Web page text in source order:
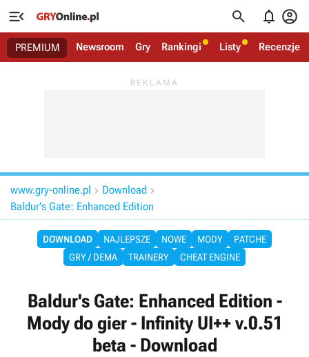
   
PREMIUM Newsroom Gry Rankingi Listy Recenzje
www.gry-online.pl  Download 
Baldur's Gate: Enhanced Edition
DOWNLOAD NAJLEPSZE NOWE MODY
PATCHE
GRY / DEMA
TRAINERY CHEAT ENGINE
Baldur's Gate: Enhanced Edition -
Mody do gier - Infinity UI++ v.0.51
beta - Download